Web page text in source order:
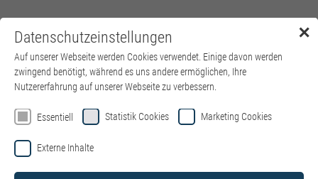
Menü
Willkommen auf der Jobbörse von
kbo – Kliniken des Bezirks
Oberbayern
✕
Datenschutzeinstellungen
Auf unserer Webseite werden Cookies verwendet. Einige davon werden
zwingend benötigt, während es uns andere ermöglichen, Ihre
Nutzererfahrung auf unserer Webseite zu verbessern.
Essentiell Statistik Cookies Marketing Cookies
Externe Inhalte